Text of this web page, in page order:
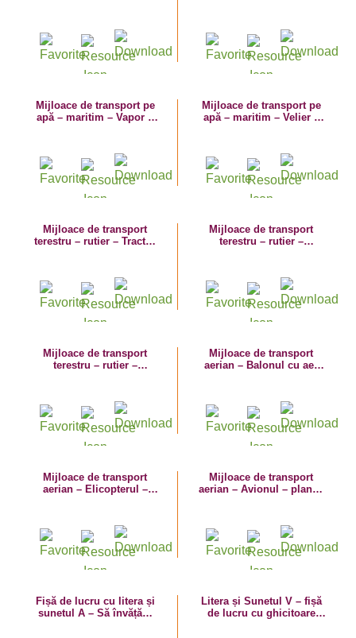
Mijloace de transport pe
apă – maritim – Vapor –
Mijloace de transport pe
apă – maritim – Velier –
Mijloace de transport
terestru – rutier – Tractor
Mijloace de transport
terestru – rutier –
Mijloace de transport
terestru – rutier –
Mijloace de transport
aerian – Balonul cu aer
Mijloace de transport
aerian – Elicopterul –
Mijloace de transport
aerian – Avionul – planșă
Fișă de lucru cu litera și
sunetul A – Să învățăm
Litera și Sunetul V – fișă
de lucru cu ghicitoare